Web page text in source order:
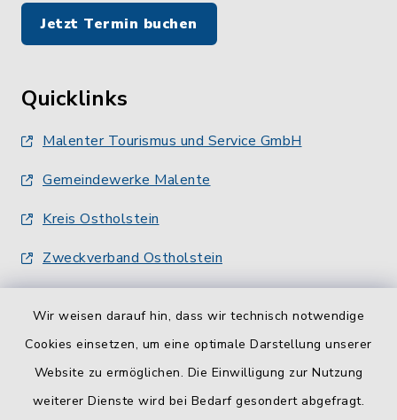
Wir weisen darauf hin, dass wir technisch notwendige
Cookies einsetzen, um eine optimale Darstellung unserer
Website zu ermöglichen. Die Einwilligung zur Nutzung
weiterer Dienste wird bei Bedarf gesondert abgefragt.
Jetzt Termin buchen
Quicklinks
Malenter Tourismus und Service GmbH
Gemeindewerke Malente
Kreis Ostholstein
Zweckverband Ostholstein